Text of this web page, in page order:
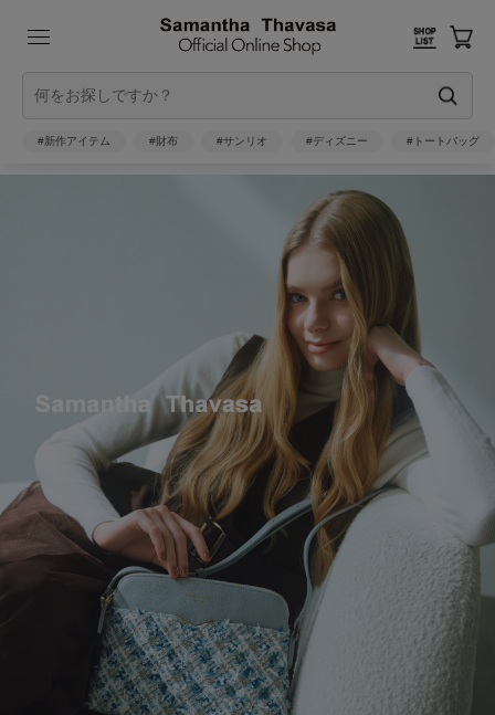
#新作アイテム #財布 #サンリオ #ディズニー #トートバッグ